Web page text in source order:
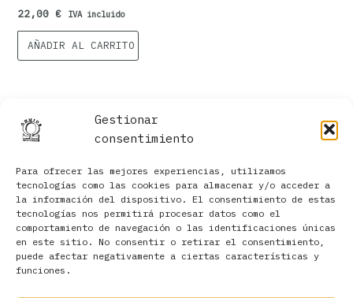
Gestionar
consentimiento
Para ofrecer las mejores experiencias, utilizamos
tecnologías como las cookies para almacenar y/o acceder a
la información del dispositivo. El consentimiento de estas
tecnologías nos permitirá procesar datos como el
comportamiento de navegación o las identificaciones únicas
en este sitio. No consentir o retirar el consentimiento,
puede afectar negativamente a ciertas características y
funciones.
Filtros
22,00 € IVA incluido
AÑADIR AL CARRITO